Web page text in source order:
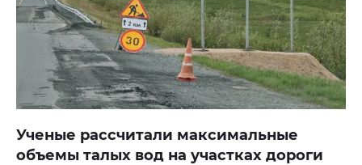
Ученые рассчитали максимальные
объемы талых вод на участках дороги